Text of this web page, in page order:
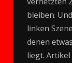
bleiben.
linken
denen
liegt. Artikel